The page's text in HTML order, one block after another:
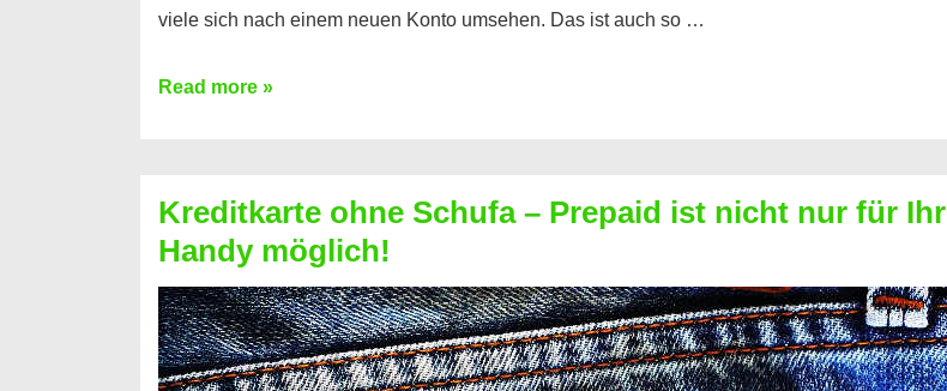
viele sich nach einem neuen Konto umsehen. Das ist auch so …
Konto
Neueröffnung
trotz
Schufaeintrag
möglich
Read more »
Kreditkarte ohne Schufa – Prepaid ist nicht nur für Ihr
Handy möglich!